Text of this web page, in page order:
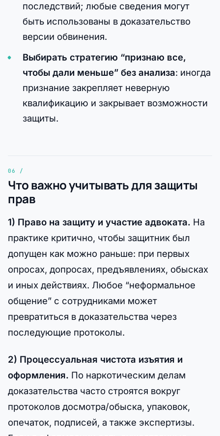
последствий; любые сведения могут
быть использованы в доказательство
версии обвинения.
Выбирать стратегию “признаю все,
чтобы дали меньше” без анализа: иногда
признание закрепляет неверную
квалификацию и закрывает возможности
защиты.
Что важно учитывать для защиты
прав
1) Право на защиту и участие адвоката. На
практике критично, чтобы защитник был
допущен как можно раньше: при первых
опросах, допросах, предъявлениях, обысках
и иных действиях. Любое “неформальное
общение” с сотрудниками может
превратиться в доказательства через
последующие протоколы.
2) Процессуальная чистота изъятия и
оформления. По наркотическим делам
доказательства часто строятся вокруг
протоколов досмотра/обыска, упаковок,
опечаток, подписей, а также экспертизы.